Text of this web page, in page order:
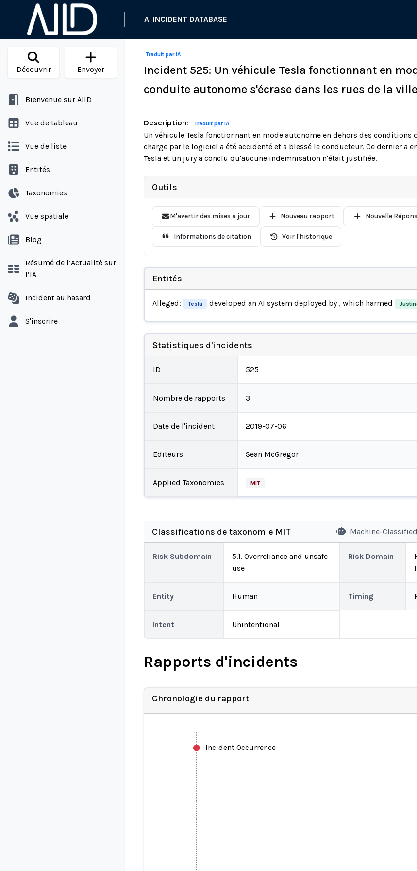
AI INCIDENT DATABASE
Découvrir Envoyer
Bienvenue sur AIID
Vue de tableau
Vue de liste
Entités
Taxonomies
Vue spatiale
Blog
Résumé de l’Actualité sur
l’IA
Incident au hasard
S'inscrire
Traduit par IA
Incident 525: Un véhicule Tesla fonctionnant en
conduite autonome s'écrase dans les rues de la ville
Description: Traduit par IA
Un véhicule Tesla fonctionnant en mode autonome en dehors des conditions
charge par le logiciel a été accidenté et a blessé le conducteur. Ce dernier a
Tesla et un jury a conclu qu'aucune indemnisation n'était justifiée.
Outils
M'avertir des mises à jour Nouveau rapport Nouvelle
Informations de citation Voir l'historique
Entités
Alleged: Tesla developed an AI system deployed by , which harmed
Statistiques d'incidents
ID 525
Nombre de rapports 3
Date de l'incident 2019-07-06
Editeurs Sean McGregor
Applied Taxonomies MIT
Classifications de taxonomie MIT Machine-Classified
Risk Subdomain
5.1. Overreliance and unsafe
use
Risk Domain
Entity Human Timing
Intent Unintentional
Rapports d'incidents
Chronologie du rapport
Incident Occurrence